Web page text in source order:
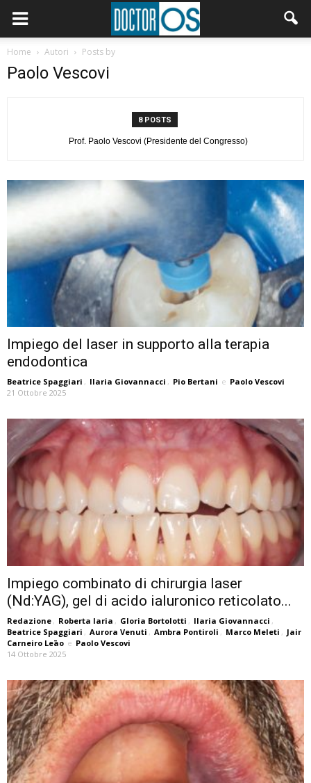
Home Autori Posts by
Paolo Vescovi
8 POSTS
Prof. Paolo Vescovi (Presidente del Congresso)
Impiego del laser in supporto alla terapia
endodontica
Beatrice Spaggiari , Ilaria Giovannacci , Pio Bertani e Paolo Vescovi
21 Ottobre 2025
Impiego combinato di chirurgia laser
(Nd:YAG), gel di acido ialuronico reticolato...
Redazione , Roberta Iaria , Gloria Bortolotti , Ilaria Giovannacci ,
Beatrice Spaggiari , Aurora Venuti , Ambra Pontiroli , Marco Meleti , Jair
Carneiro Leāo e Paolo Vescovi
14 Ottobre 2025